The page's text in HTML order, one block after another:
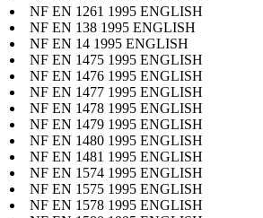
NF EN 1261 1995 ENGLISH
NF EN 138 1995 ENGLISH
NF EN 14 1995 ENGLISH
NF EN 1475 1995 ENGLISH
NF EN 1476 1995 ENGLISH
NF EN 1477 1995 ENGLISH
NF EN 1478 1995 ENGLISH
NF EN 1479 1995 ENGLISH
NF EN 1480 1995 ENGLISH
NF EN 1481 1995 ENGLISH
NF EN 1574 1995 ENGLISH
NF EN 1575 1995 ENGLISH
NF EN 1578 1995 ENGLISH